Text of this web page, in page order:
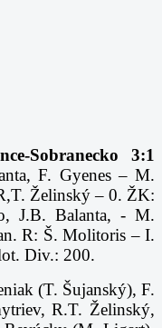
Sobranecko 3:1
F. Gyenes – M.
Želinský – 0. ŽK:
J.B. Balanta, - M.
R: Š. Molitoris – I.
Div.: 200.
(T. Šujanský), F.
R.T. Želinský,